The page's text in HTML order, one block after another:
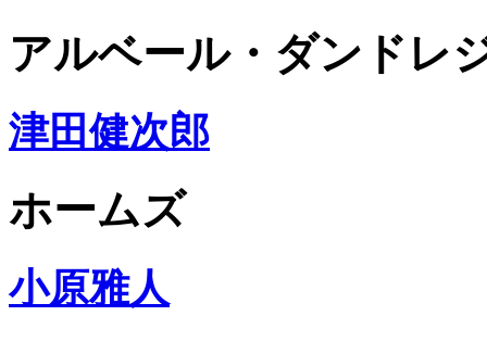
アルベール・ダンドレ
津田健次郎
ホームズ
小原雅人